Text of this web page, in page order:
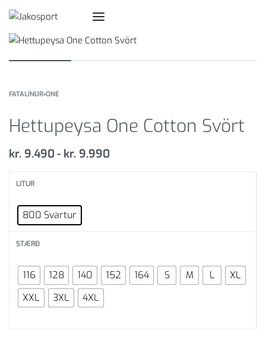
FATALÍNUR›ONE
Hettupeysa One Cotton Svört
kr. 9.490 kr. 9.990
LITUR
800 Svartur
STÆRÐ
116 128 140 152 164 S M L
XL
XXL
3XL 4XL